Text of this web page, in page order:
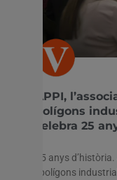
APPI,
polígons
celebra 25
25 anys
i polígons